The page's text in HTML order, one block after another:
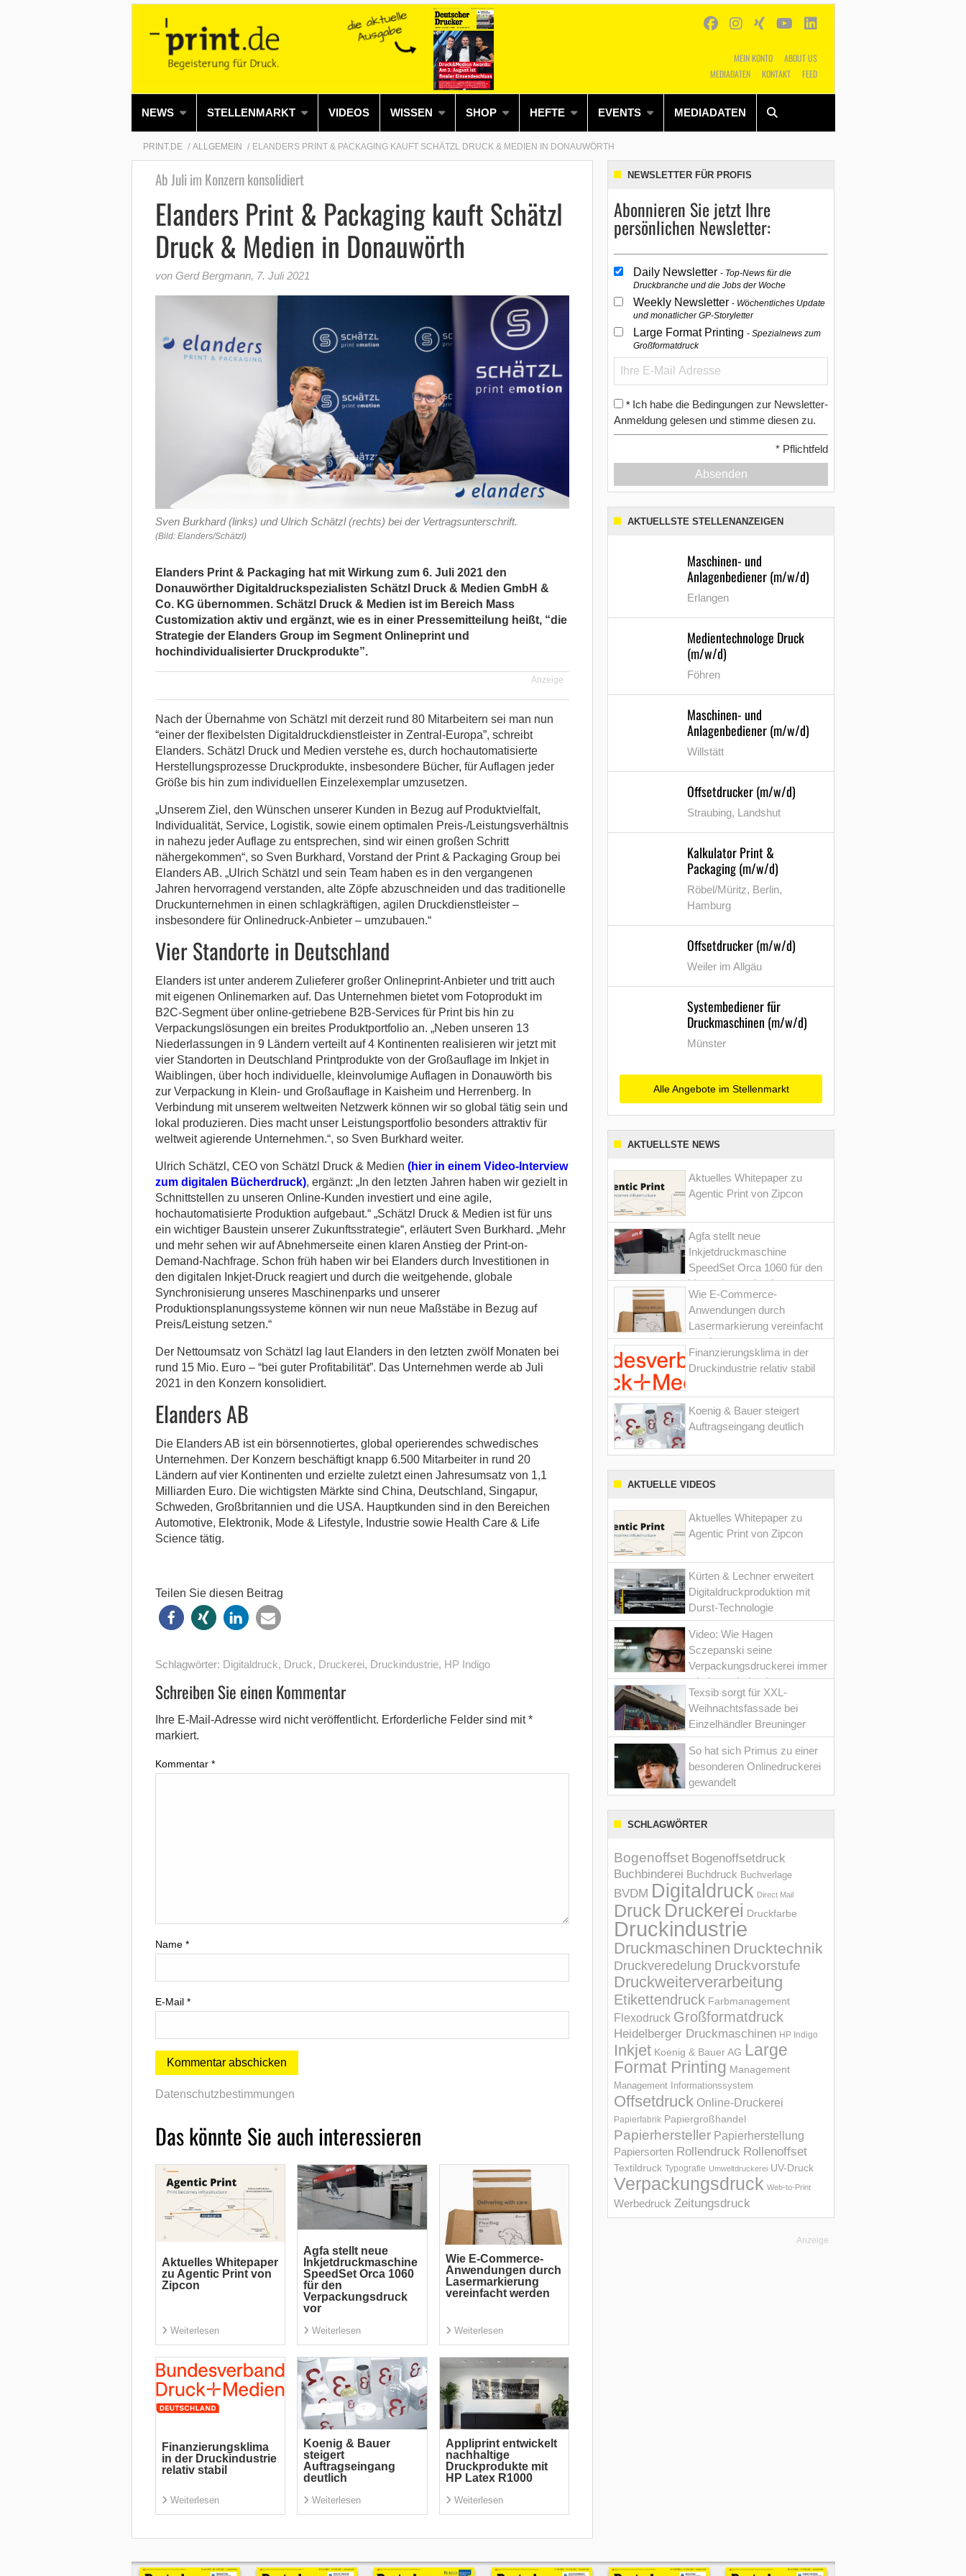
MEIN KONTO
ABOUT US
MEDIADATEN
KONTAKT FEED
NEWS STELLENMARKT VIDEOS WISSEN SHOP HEFTE EVENTS MEDIADATEN
Alles Shop SUCHEN
PRINT.DE ALLGEMEIN ELANDERS PRINT & PACKAGING KAUFT SCHÄTZL DRUCK & MEDIEN IN DONAUWÖRTH
Ab Juli im Konzern konsolidiert
Elanders Print & Packaging kauft Schätzl
Druck & Medien in Donauwörth
von Gerd Bergmann, 7. Juli 2021
Sven Burkhard (links) und Ulrich Schätzl (rechts) bei der Vertragsunterschrift.
(Bild: Elanders/Schätzl)
Elanders Print & Packaging hat mit Wirkung zum 6. Juli 2021 den
Donauwörther Digitaldruckspezialisten Schätzl Druck & Medien GmbH &
Co. KG übernommen. Schätzl Druck & Medien ist im Bereich Mass
Customization aktiv und ergänzt, wie es in einer Pressemitteilung heißt, “die
Strategie der Elanders Group im Segment Onlineprint und
hochindividualisierter Druckprodukte”.
Anzeige
Nach der Übernahme von Schätzl mit derzeit rund 80 Mitarbeitern sei man nun
“einer der flexibelsten Digitaldruckdienstleister in Zentral-Europa”, schreibt
Elanders. Schätzl Druck und Medien verstehe es, durch hochautomatisierte
Herstellungsprozesse Druckprodukte, insbesondere Bücher, für Auflagen jeder
Größe bis hin zum individuellen Einzelexemplar umzusetzen.
„Unserem Ziel, den Wünschen unserer Kunden in Bezug auf Produktvielfalt,
Individualität, Service, Logistik, sowie einem optimalen Preis-/Leistungsverhältnis
in nahezu jeder Auflage zu entsprechen, sind wir einen großen Schritt
nähergekommen“, so Sven Burkhard, Vorstand der Print & Packaging Group bei
Elanders AB. „Ulrich Schätzl und sein Team haben es in den vergangenen
Jahren hervorragend verstanden, alte Zöpfe abzuschneiden und das traditionelle
Druckunternehmen in einen schlagkräftigen, agilen Druckdienstleister –
insbesondere für Onlinedruck-Anbieter – umzubauen.“
Vier Standorte in Deutschland
Elanders ist unter anderem Zulieferer großer Onlineprint-Anbieter und tritt auch
mit eigenen Onlinemarken auf. Das Unternehmen bietet vom Fotoprodukt im
B2C-Segment über online-getriebene B2B-Services für Print bis hin zu
Verpackungslösungen ein breites Produktportfolio an. „Neben unseren 13
Niederlassungen in 9 Ländern verteilt auf 4 Kontinenten realisieren wir jetzt mit
vier Standorten in Deutschland Printprodukte von der Großauflage im Inkjet in
Waiblingen, über hoch individuelle, kleinvolumige Auflagen in Donauwörth bis
zur Verpackung in Klein- und Großauflage in Kaisheim und Herrenberg. In
Verbindung mit unserem weltweiten Netzwerk können wir so global tätig sein und
lokal produzieren. Dies macht unser Leistungsportfolio besonders attraktiv für
weltweit agierende Unternehmen.“, so Sven Burkhard weiter.
Ulrich Schätzl, CEO von Schätzl Druck & Medien (hier in einem Video-Interview
zum digitalen Bücherdruck), ergänzt: „In den letzten Jahren haben wir gezielt in
Schnittstellen zu unseren Online-Kunden investiert und eine agile,
hochautomatisierte Produktion aufgebaut.“ „Schätzl Druck & Medien ist für uns
ein wichtiger Baustein unserer Zukunftsstrategie“, erläutert Sven Burkhard. „Mehr
und mehr sehen wir auf Abnehmerseite einen klaren Anstieg der Print-on-
Demand-Nachfrage. Schon früh haben wir bei Elanders durch Investitionen in
den digitalen Inkjet-Druck reagiert und durch die weitgehende, globale
Synchronisierung unseres Maschinenparks und unserer
Produktionsplanungssysteme können wir nun neue Maßstäbe in Bezug auf
Preis/Leistung setzen.“
Der Nettoumsatz von Schätzl lag laut Elanders in den letzten zwölf Monaten bei
rund 15 Mio. Euro – “bei guter Profitabilität”. Das Unternehmen werde ab Juli
2021 in den Konzern konsolidiert.
Elanders AB
Die Elanders AB ist ein börsennotiertes, global operierendes schwedisches
Unternehmen. Der Konzern beschäftigt knapp 6.500 Mitarbeiter in rund 20
Ländern auf vier Kontinenten und erzielte zuletzt einen Jahresumsatz von 1,1
Milliarden Euro. Die wichtigsten Märkte sind China, Deutschland, Singapur,
Schweden, Großbritannien und die USA. Hauptkunden sind in den Bereichen
Automotive, Elektronik, Mode & Lifestyle, Industrie sowie Health Care & Life
Science tätig.
Teilen Sie diesen Beitrag
Schlagwörter: Digitaldruck, Druck, Druckerei, Druckindustrie, HP Indigo
Schreiben Sie einen Kommentar
Ihre E-Mail-Adresse wird nicht veröffentlicht. Erforderliche Felder sind mit*
markiert.
Kommentar *
Name *
E-Mail *
Datenschutzbestimmungen
Das könnte Sie auch interessieren
Aktuelles Whitepaper
zu Agentic Print von
Zipcon
Weiterlesen
Agfa stellt neue
Inkjetdruckmaschine
SpeedSet Orca 1060
für den
Verpackungsdruck
vor
Weiterlesen
Wie E-Commerce-
Anwendungen durch
Lasermarkierung
vereinfacht werden
Weiterlesen
Finanzierungsklima
in der Druckindustrie
relativ stabil
Weiterlesen
Koenig & Bauer
steigert
Auftragseingang
deutlich
Weiterlesen
Appliprint entwickelt
nachhaltige
Druckprodukte mit
HP Latex R1000
Weiterlesen
NEWSLETTER FÜR PROFIS
Abonnieren Sie jetzt Ihre
persönlichen Newsletter:
Daily Newsletter Top-News für die
Druckbranche und die Jobs der Woche
Weekly Newsletter Wöchentliches Update
und monatlicher GP-Storyletter
Large Format Printing Spezialnews zum
Großformatdruck
* Ich habe die Bedingungen zur Newsletter-
Anmeldung gelesen und stimme diesen zu.
* Pflichtfeld
Absenden
AKTUELLSTE STELLENANZEIGEN
Maschinen- und
Anlagenbediener (m/w/d)
Erlangen
Medientechnologe Druck
(m/w/d)
Föhren
Maschinen- und
Anlagenbediener (m/w/d)
Willstätt
Offsetdrucker (m/w/d)
Straubing, Landshut
Kalkulator Print &
Packaging (m/w/d)
Röbel/Müritz, Berlin,
Hamburg
Offsetdrucker (m/w/d)
Weiler im Allgäu
Systembediener für
Druckmaschinen (m/w/d)
Münster
Alle Angebote im Stellenmarkt
AKTUELLSTE NEWS
Aktuelles Whitepaper zu
Agentic Print von Zipcon
Agfa stellt neue
Inkjetdruckmaschine
SpeedSet Orca 1060 für den
Verpackungsdruck vor
Wie E-Commerce-
Anwendungen durch
Lasermarkierung vereinfacht
werden
Finanzierungsklima in der
Druckindustrie relativ stabil
Koenig & Bauer steigert
Auftragseingang deutlich
AKTUELLE VIDEOS
Aktuelles Whitepaper zu
Agentic Print von Zipcon
Kürten & Lechner erweitert
Digitaldruckproduktion mit
Durst-Technologie
Video: Wie Hagen
Sczepanski seine
Verpackungsdruckerei immer
wieder optimiert hat
Texsib sorgt für XXL-
Weihnachtsfassade bei
Einzelhändler Breuninger
So hat sich Primus zu einer
besonderen Onlinedruckerei
gewandelt
SCHLAGWÖRTER
Bogenoffset Bogenoffsetdruck
Buchbinderei Buchdruck Buchverlage
BVDM Digitaldruck Direct Mail
Druck Druckerei Druckfarbe
Druckindustrie
Druckmaschinen Drucktechnik
Druckveredelung Druckvorstufe
Druckweiterverarbeitung
Etikettendruck Farbmanagement
Flexodruck Großformatdruck
Heidelberger Druckmaschinen HP Indigo
Inkjet Koenig & Bauer AG Large
Format Printing Management
Management Informations­system
Offsetdruck Online-Druckerei
Papierfabrik Papiergroßhandel
Papierhersteller Papierherstellung
Papiersorten Rollendruck Rollenoffset
Textildruck Typografie Umweltdruckerei UV-Druck
Verpackungsdruck Web-to-Print
Werbedruck Zeitungsdruck
Anzeige